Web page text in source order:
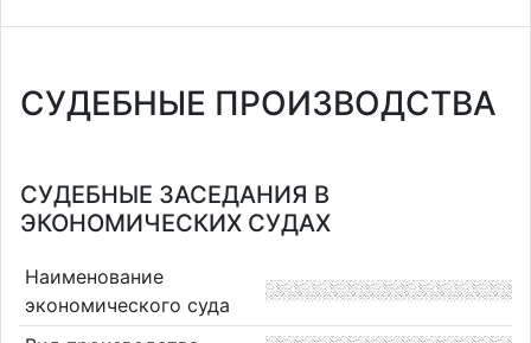
СУДЕБНЫЕ ПРОИЗВОДСТВА
СУДЕБНЫЕ ЗАСЕДАНИЯ В
ЭКОНОМИЧЕСКИХ СУДАХ
Наименование
экономического суда